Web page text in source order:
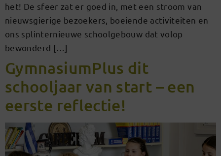
het! De sfeer zat er goed in, met een stroom van
nieuwsgierige bezoekers, boeiende activiteiten en
ons splinternieuwe schoolgebouw dat volop
bewonderd […]
GymnasiumPlus dit
schooljaar van start – een
eerste reflectie!